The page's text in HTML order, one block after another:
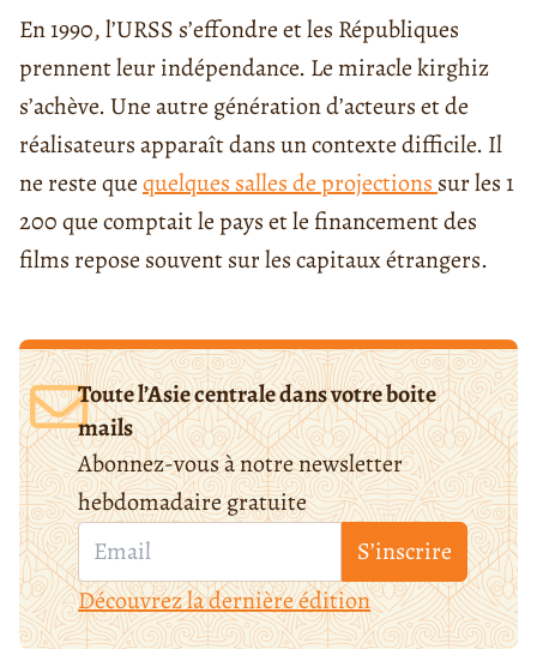
En 1990, l’URSS s’effondre et les Républiques
prennent leur indépendance. Le miracle kirghiz
s’achève. Une autre génération d’acteurs et de
réalisateurs apparaît dans un contexte difficile. Il
ne reste quequelques salles de projections sur les 1
200 que comptait le pays et le financement des
films repose souvent sur les capitaux étrangers.
Toute l’Asie centrale dans votre boite
mails
Abonnez-vous à notre newsletter
hebdomadaire gratuite
S’inscrire
Découvrez la dernière édition